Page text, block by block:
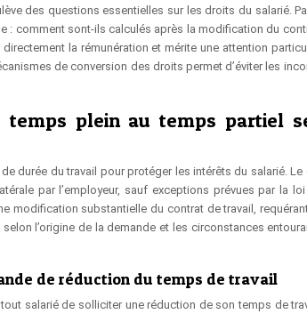
des questions essentielles sur les droits du salarié.
: comment sont-ils calculés après la modification du
la rémunération et mérite une attention
de conversion des droits permet d’éviter les
temps plein au temps partiel
durée du travail pour protéger les intérêts du salarié.
par l’employeur, sauf exceptions prévues par la
modification substantielle du contrat de travail,
l’origine de la demande et les circonstances
de réduction du temps de travail
salarié de solliciter une réduction de son temps de